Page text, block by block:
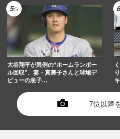
大谷翔平が異例の“ホームランボー
ル回収”、妻・真美子さんと球場デ
ビューの息子…
7位以降